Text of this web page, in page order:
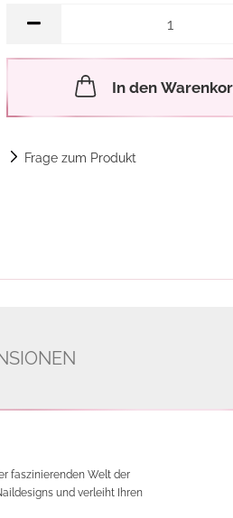
In den
Frage zum Produkt
faszinierenden Welt der
und verleiht Ihren